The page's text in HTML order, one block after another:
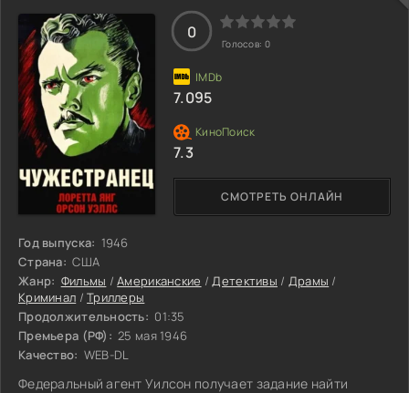
Год выпуска: 1946
Страна: США
Жанр: Фильмы /Американские /Детективы / Драмы /
Криминал /Триллеры
Продолжительность: 01:35
Премьера (РФ): 25 мая 1946
Качество: WEB-DL
Федеральный агент Уилсон получает задание найти
СМОТРЕТЬ ОНЛАЙН
0
Голосов: 0
7.095
7.3